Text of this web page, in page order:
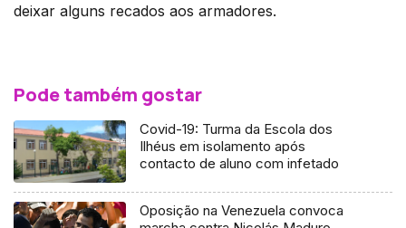
deixar alguns recados aos armadores.
Pode também gostar
Covid-19: Turma da Escola dos
Ilhéus em isolamento após
contacto de aluno com infetado
Oposição na Venezuela convoca